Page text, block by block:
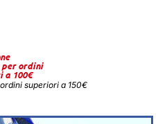
ordini
a 100€
superiori a 150€